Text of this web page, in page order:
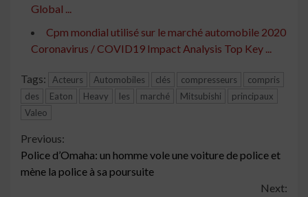
Global ...
Cpm mondial utilisé sur le marché automobile 2020
Coronavirus / COVID19 Impact Analysis Top Key ...
Tags: Acteurs Automobiles clés compresseurs
compris
des
Eaton Heavy les marché Mitsubishi
principaux
Valeo
Continue
Reading
Previous:
Police d’Omaha: un homme vole une voiture de police et
mène la police à sa poursuite
Next: